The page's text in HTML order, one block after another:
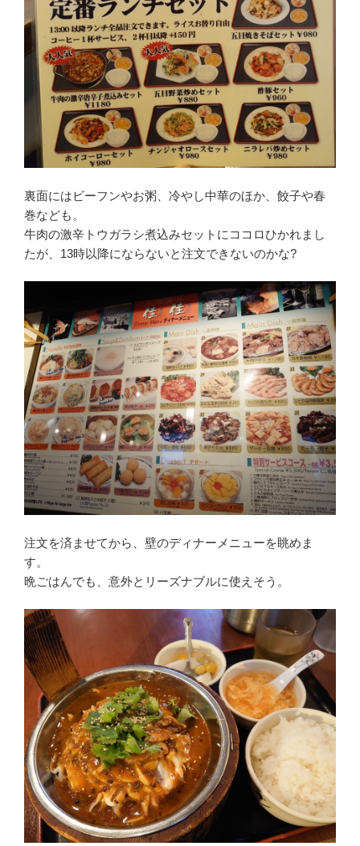
裏面にはビーフンやお粥、冷やし中華のほか、餃子や春
巻なども。
牛肉の激辛トウガラシ煮込みセットにココロひかれまし
たが、13時以降にならないと注文できないのかな?
注文を済ませてから、壁のディナーメニューを眺めま
す。
晩ごはんでも、意外とリーズナブルに使えそう。